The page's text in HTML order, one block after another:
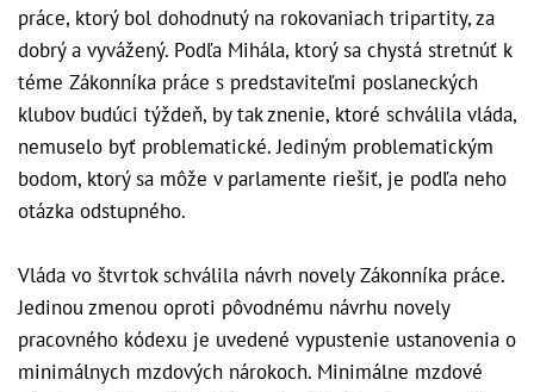
práce, ktorý bol dohodnutý na rokovaniach tripartity, za
dobrý a vyvážený. Podľa Mihála, ktorý sa chystá stretnúť k
téme Zákonníka práce s predstaviteľmi poslaneckých
klubov budúci týždeň, by tak znenie, ktoré schválila vláda,
nemuselo byť problematické. Jediným problematickým
bodom, ktorý sa môže v parlamente riešiť, je podľa neho
otázka odstupného.
Vláda vo štvrtok schválila návrh novely Zákonníka práce.
Jedinou zmenou oproti pôvodnému návrhu novely
pracovného kódexu je uvedené vypustenie ustanovenia o
minimálnych mzdových nárokoch. Minimálne mzdové